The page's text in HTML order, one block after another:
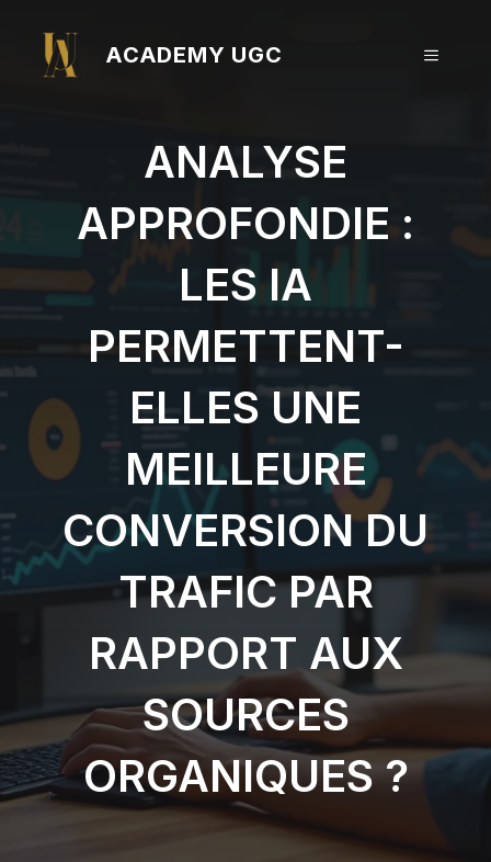
contenu
ACADEMY UGC MENU
ANALYSE
APPROFONDIE :
LES IA
PERMETTENT-
ELLES UNE
MEILLEURE
CONVERSION DU
TRAFIC PAR
RAPPORT AUX
SOURCES
ORGANIQUES ?